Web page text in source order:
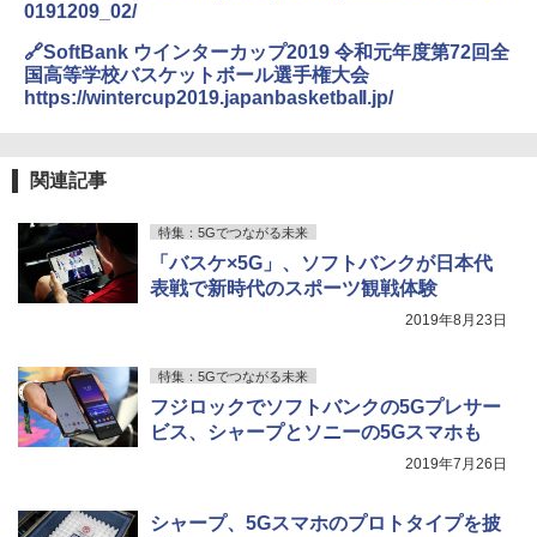
0191209_02/
🔗SoftBank ウインターカップ2019 令和元年度第72回全
国高等学校バスケットボール選手権大会
https://wintercup2019.japanbasketball.jp/
関連記事
特集：5Gでつながる未来
「バスケ×5G」、ソフトバンクが日本代
表戦で新時代のスポーツ観戦体験
2019年8月23日
特集：5Gでつながる未来
フジロックでソフトバンクの5Gプレサー
ビス、シャープとソニーの5Gスマホも
2019年7月26日
シャープ、5Gスマホのプロトタイプを披